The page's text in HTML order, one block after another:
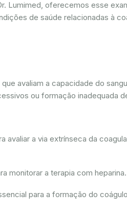
Lumimed, oferecemos esse
de saúde relacionadas à
avaliam a capacidade do
ou formação inadequada
a via extrínseca da
monitorar a terapia com heparina.
para a formação do